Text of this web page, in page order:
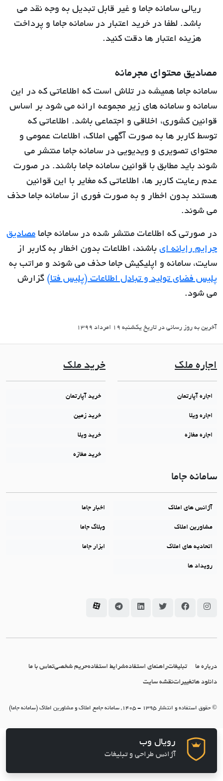
ریالی سامانه جاما و غیر قابل تبدیل به وجه نقد می
باشد. لطفا در خرید اعتبار در سامانه جاما و پرداخت
هزینه اعتبار ها دقت کنید.
مصادیق محتوای مجرمانه
سامانه جاما همیشه در تلاش است که اطلاعاتی که در این
سامانه و سامانه های زیر مجموعه ارائه می شود بر اساس
قوانین کشوری، اخلاقی و اجتماعی باشد. اطلاعاتی که
توسط کاربر ها به صورت آگهی املاک، اطلاعات عمومی و
محتوای تصویری و ویدیویی در سامانه جاما منتشر می
شوند باید مطابق با قوانین سامانه جاما باشند. در صورت
عدم رعایت کاربر ها، اطلاعاتی که مغایر با این قوانین
هستند بدون اخطار و به صورت فوری از سامانه جاما حذف
می شوند.
در صورتی که اطلاعات منتشر شده در سامانه جاما مصادیق
جرایم رایانه ای باشند، اطلاعات بدون اخطار به کاربر از
سایت، سامانه و اپلیکیش جاما حذف می شوند و مراتب به
پلیس فضای تولید و تبادل اطلاعات (پلیس فتا) گزارش
می شود.
آخرین به روز رسانی در تاریخ یکشنبه 19 امرداد 1399
اجاره ملک
اجاره آپارتمان
اجاره ویلا
اجاره مغازه
خرید ملک
خرید آپارتمان
خرید زمین
خرید ویلا
خرید مغازه
سامانه جاما
آژانس های املاک اخبار جاما
مشاورین املاک وبلاگ جاما
اتحادیه های املاک ابزار جاما
رویداد ها
سامانه جاما در اینستاگرام
سامانه جاما در فیسبوک
سامانه جاما در توئیتر
سامانه جاما در لینکداین
سامانه جاما در تلگرام
سامانه جاما در آپارات
درباره ما تبلیغاتراهنمای استفادهشرایط استفادهحریم شخصیتماس با ما
دانلود هاتغییراتنقشه سایت
© حقوق استفاده و انتشار 1395 - 1405, سامانه جامع املاک و مشاورین املاک (سامانه جاما)
رویال وب
آژانس طراحی و تبلیغات